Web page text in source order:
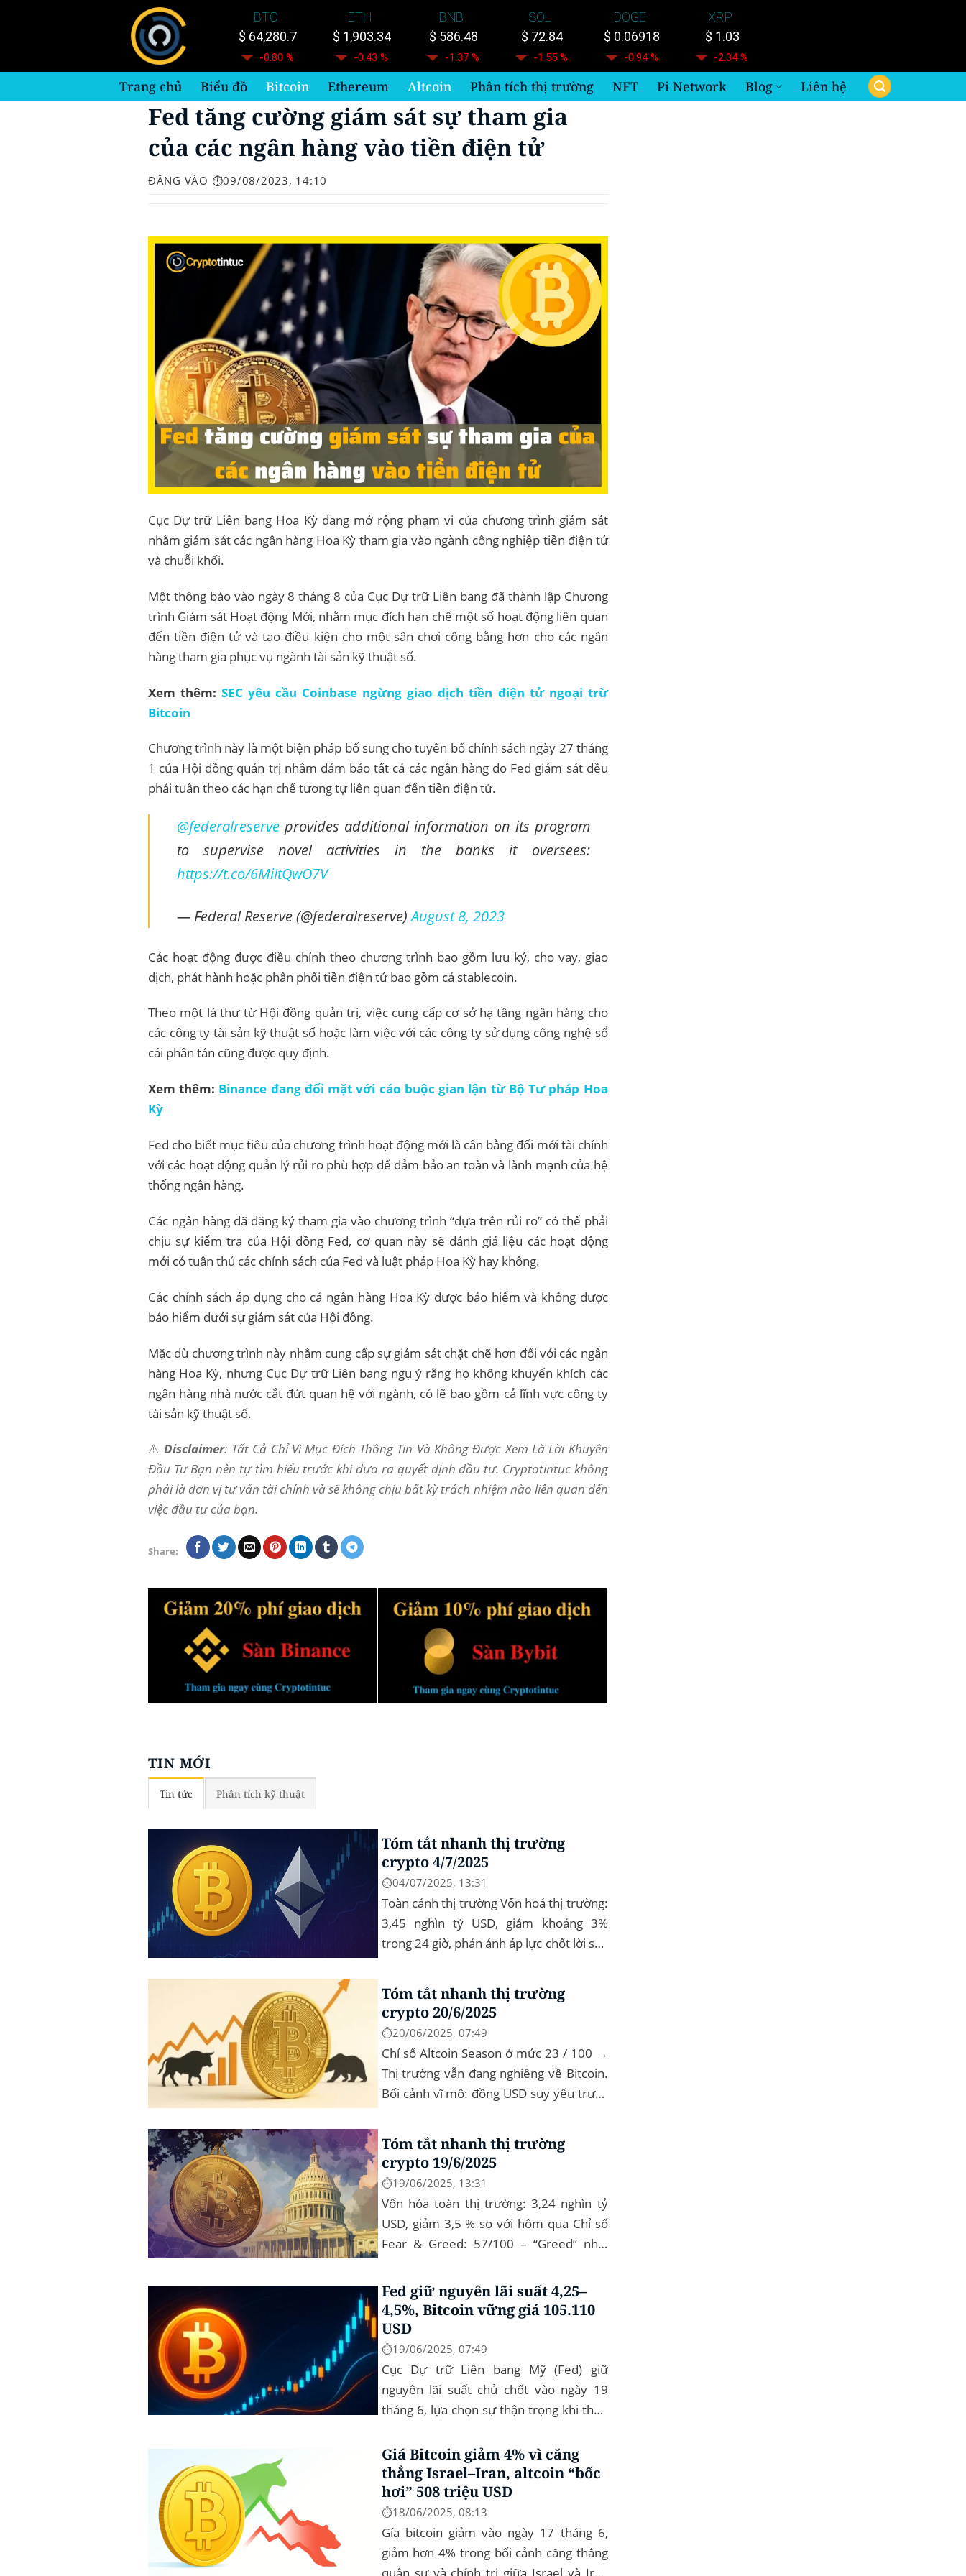
BTC
$ 64,280.7
-0.80 %
ETH
$ 1,903.34
-0.43 %
BNB
$ 586.48
-1.37 %
SOL
$ 72.84
-1.55 %
DOGE
$ 0.06918
-0.94 %
XRP
$ 1.03
-2.34 %
Trang chủ Biểu đồ Bitcoin Ethereum Altcoin Phân tích thị trường NFT Pi Network Blog Liên hệ
Fed tăng cường giám sát sự tham gia
của các ngân hàng vào tiền điện tử
ĐĂNG VÀO ⏱️09/08/2023, 14:10
Cục Dự trữ Liên bang Hoa Kỳ đang mở rộng phạm vi của chương trình giám sát
nhằm giám sát các ngân hàng Hoa Kỳ tham gia vào ngành công nghiệp tiền điện tử
và chuỗi khối.
Một thông báo vào ngày 8 tháng 8 của Cục Dự trữ Liên bang đã thành lập Chương
trình Giám sát Hoạt động Mới, nhằm mục đích hạn chế một số hoạt động liên quan
đến tiền điện tử và tạo điều kiện cho một sân chơi công bằng hơn cho các ngân
hàng tham gia phục vụ ngành tài sản kỹ thuật số.
Xem thêm: SEC yêu cầu Coinbase ngừng giao dịch tiền điện tử ngoại trừ
Bitcoin
Chương trình này là một biện pháp bổ sung cho tuyên bố chính sách ngày 27 tháng
1 của Hội đồng quản trị nhằm đảm bảo tất cả các ngân hàng do Fed giám sát đều
phải tuân theo các hạn chế tương tự liên quan đến tiền điện tử.
@federalreserveprovides additional information on its program
to supervise novel activities in the banks it oversees:
https://t.co/6MiItQwO7V
— Federal Reserve (@federalreserve)August 8, 2023
Các hoạt động được điều chỉnh theo chương trình bao gồm lưu ký, cho vay, giao
dịch, phát hành hoặc phân phối tiền điện tử bao gồm cả stablecoin.
Theo một lá thư từ Hội đồng quản trị, việc cung cấp cơ sở hạ tầng ngân hàng cho
các công ty tài sản kỹ thuật số hoặc làm việc với các công ty sử dụng công nghệ sổ
cái phân tán cũng được quy định.
Xem thêm: Binance đang đối mặt với cáo buộc gian lận từ Bộ Tư pháp Hoa
Kỳ
Fed cho biết mục tiêu của chương trình hoạt động mới là cân bằng đổi mới tài chính
với các hoạt động quản lý rủi ro phù hợp để đảm bảo an toàn và lành mạnh của hệ
thống ngân hàng.
Các ngân hàng đã đăng ký tham gia vào chương trình “dựa trên rủi ro” có thể phải
chịu sự kiểm tra của Hội đồng Fed, cơ quan này sẽ đánh giá liệu các hoạt động
mới có tuân thủ các chính sách của Fed và luật pháp Hoa Kỳ hay không.
Các chính sách áp dụng cho cả ngân hàng Hoa Kỳ được bảo hiểm và không được
bảo hiểm dưới sự giám sát của Hội đồng.
Mặc dù chương trình này nhằm cung cấp sự giám sát chặt chẽ hơn đối với các ngân
hàng Hoa Kỳ, nhưng Cục Dự trữ Liên bang ngụ ý rằng họ không khuyến khích các
ngân hàng nhà nước cắt đứt quan hệ với ngành, có lẽ bao gồm cả lĩnh vực công ty
tài sản kỹ thuật số.
⚠️Disclaimer: Tất Cả Chỉ Vì Mục Đích Thông Tin Và Không Được Xem Là Lời Khuyên
Đầu Tư Bạn nên tự tìm hiểu trước khi đưa ra quyết định đầu tư. Cryptotintuc không
phải là đơn vị tư vấn tài chính và sẽ không chịu bất kỳ trách nhiệm nào liên quan đến
việc đầu tư của bạn.
Share:
TIN MỚI
Tin tức Phân tích kỹ thuật
Tóm tắt nhanh thị trường
crypto 4/7/2025
⏱️04/07/2025, 13:31
Toàn cảnh thị trường Vốn hoá thị trường:
3,45 nghìn tỷ USD, giảm khoảng 3%
trong 24 giờ, phản ánh áp lực chốt lời sau
dominance: ở mức 63%, giữ vững vai
trò...
Tóm tắt nhanh thị trường
crypto 20/6/2025
⏱️20/06/2025, 07:49
Chỉ số Altcoin Season ở mức 23 / 100 →
Thị trường vẫn đang nghiêng về Bitcoin.
Bối cảnh vĩ mô: đồng USD suy yếu trước
tìm đến vàng và crypto như “nơi...
Tóm tắt nhanh thị trường
crypto 19/6/2025
⏱️19/06/2025, 13:31
Vốn hóa toàn thị trường: 3,24 nghìn tỷ
USD, giảm 3,5 % so với hôm qua Chỉ số
Fear & Greed: 57/100 – “Greed” nhẹ,
vững 104 k USD sẽ...
Fed giữ nguyên lãi suất 4,25–
4,5%, Bitcoin vững giá 105.110
USD
⏱️19/06/2025, 07:49
Cục Dự trữ Liên bang Mỹ (Fed) giữ
nguyên lãi suất chủ chốt vào ngày 19
tháng 6, lựa chọn sự thận trọng khi theo
toàn cầu. Bitcoin (BTC) hầu...
Giá Bitcoin giảm 4% vì căng
thẳng Israel–Iran, altcoin “bốc
hơi” 508 triệu USD
⏱️18/06/2025, 08:13
Gía bitcoin giảm vào ngày 17 tháng 6,
giảm hơn 4% trong bối cảnh căng thẳng